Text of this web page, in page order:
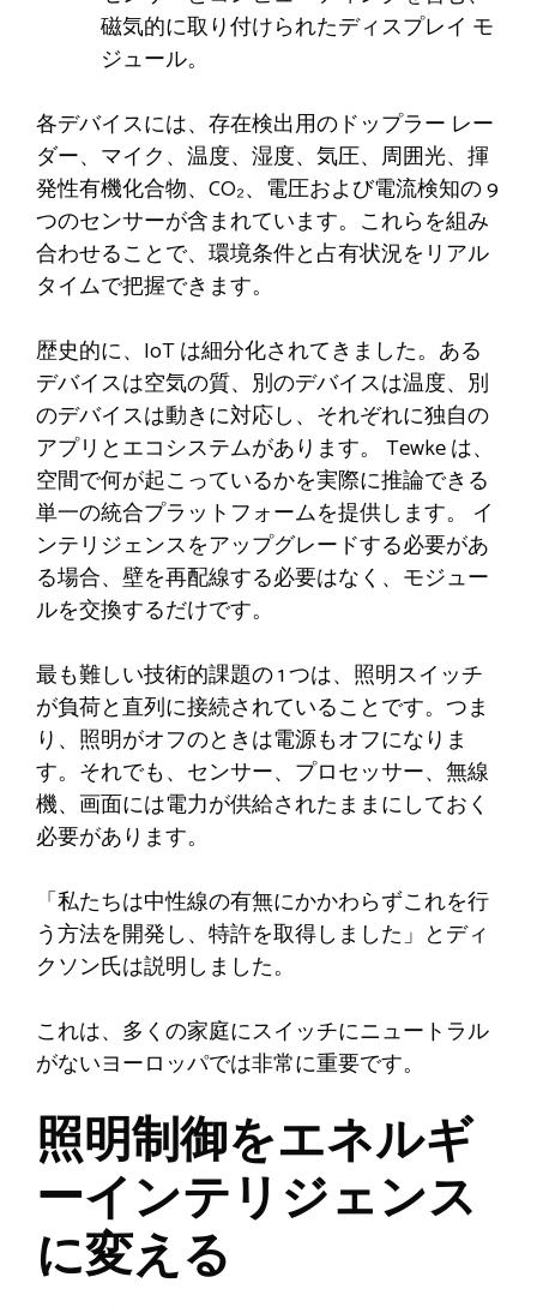
磁気的に取り付けられたディスプレイ モ
ジュール。
各デバイスには、存在検出用のドップラー レー
ダー、マイク、温度、湿度、気圧、周囲光、揮
発性有機化合物、CO₂、電圧および電流検知の 9
つのセンサーが含まれています。これらを組み
合わせることで、環境条件と占有状況をリアル
タイムで把握できます。
歴史的に、IoT は細分化されてきました。ある
デバイスは空気の質、別のデバイスは温度、別
のデバイスは動きに対応し、それぞれに独自の
アプリとエコシステムがあります。 Tewke は、
空間で何が起こっているかを実際に推論できる
単一の統合プラットフォームを提供します。 イ
ンテリジェンスをアップグレードする必要があ
る場合、壁を再配線する必要はなく、モジュー
ルを交換するだけです。
最も難しい技術的課題の 1 つは、照明スイッチ
が負荷と直列に接続されていることです。つま
り、照明がオフのときは電源もオフになりま
す。それでも、センサー、プロセッサー、無線
機、画面には電力が供給されたままにしておく
必要があります。
「私たちは中性線の有無にかかわらずこれを行
う方法を開発し、特許を取得しました」とディ
クソン氏は説明しました。
これは、多くの家庭にスイッチにニュートラル
がないヨーロッパでは非常に重要です。
照明制御をエネルギ
ーインテリジェンス
に変える